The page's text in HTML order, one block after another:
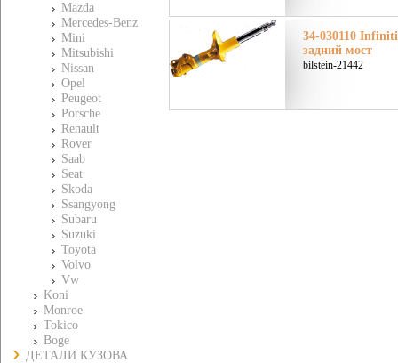
Mazda
Mercedes-Benz
Mini
Mitsubishi
Nissan
Opel
Peugeot
Porsche
Renault
Rover
Saab
Seat
Skoda
Ssangyong
Subaru
Suzuki
Toyota
Volvo
Vw
Koni
Monroe
Tokico
Boge
ДЕТАЛИ КУЗОВА
34-030110
задний мост
bilstein-21442